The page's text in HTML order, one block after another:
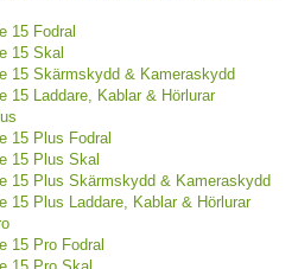
15 Fodral
15 Skal
15 Skärmskydd & Kameraskydd
15 Laddare, Kablar & Hörlurar
15 Plus Fodral
15 Plus Skal
15 Plus Skärmskydd & Kameraskydd
15 Plus Laddare, Kablar & Hörlurar
15 Pro Fodral